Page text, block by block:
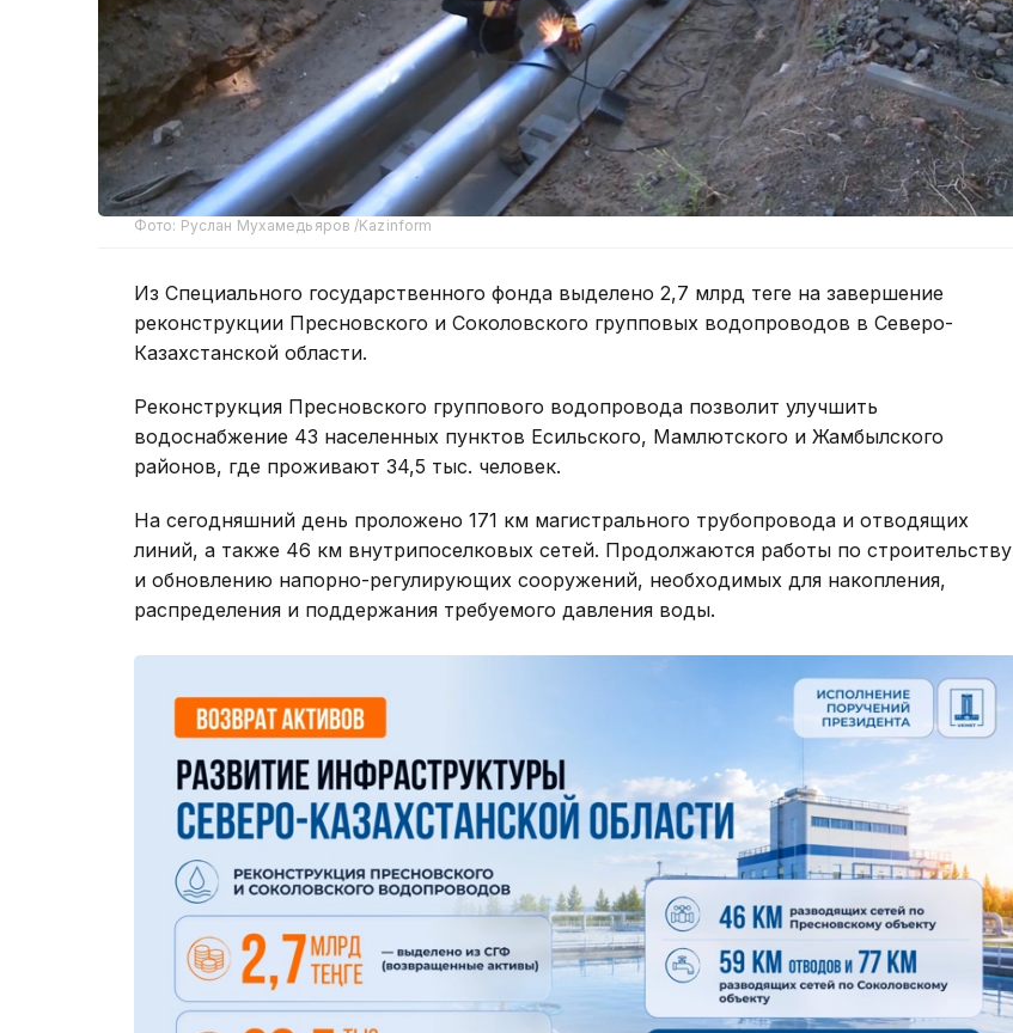
Фото: Руслан Мухамедьяров /Kazinform
Из Специального государственного фонда выделено 2,7 млрд теңге на завершение
реконструкции Пресновского и Соколовского групповых водопроводов в Северо-
Казахстанской области.
Реконструкция Пресновского группового водопровода позволит улучшить
водоснабжение 43 населенных пунктов Есильского, Мамлютского и Жамбылского
районов, где проживают 34,5 тыс. человек.
На сегодняшний день проложено 171 км магистрального трубопровода и отводящих
линий, а также 46 км внутрипоселковых сетей. Продолжаются работы по строительству
и обновлению напорно-регулирующих сооружений, необходимых для накопления,
распределения и поддержания требуемого давления воды.